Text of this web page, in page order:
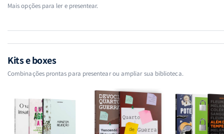
Mais opções para ler e presentear.
Kits e boxes
Combinações prontas para presentear ou ampliar sua biblioteca.